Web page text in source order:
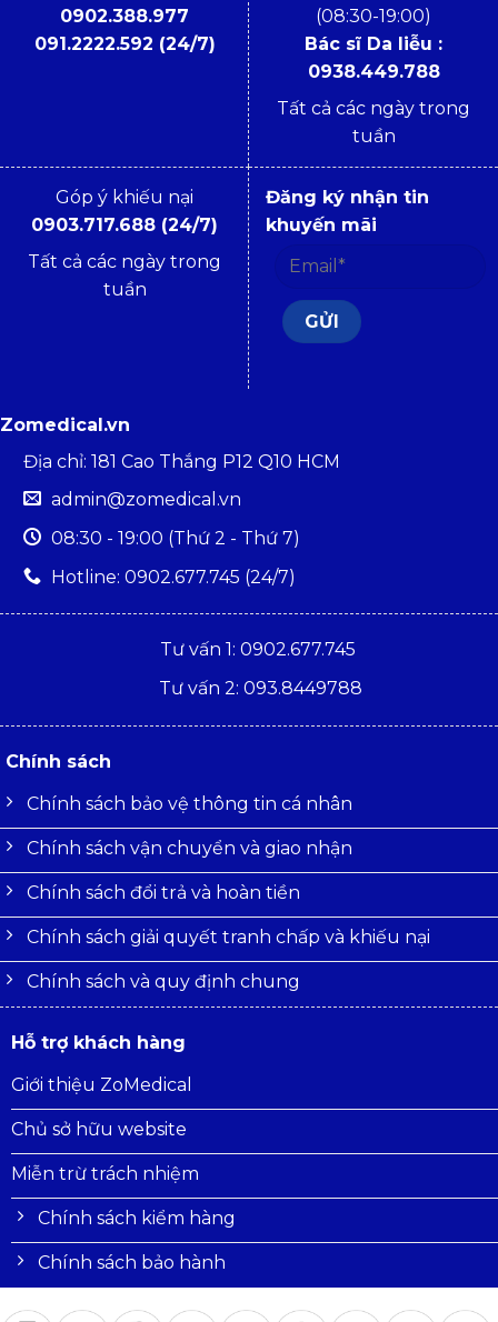
0902.388.977
091.2222.592 (24/7)
(08:30-19:00)
Bác sĩ Da liễu :
0938.449.788
Tất cả các ngày trong
tuần
Góp ý khiếu nại
0903.717.688 (24/7)
Tất cả các ngày trong
tuần
Đăng ký nhận tin
khuyến mãi
Zomedical.vn
Địa chỉ: 181 Cao Thắng P12 Q10 HCM
admin@zomedical.vn
08:30 - 19:00 (Thứ 2 - Thứ 7)
Hotline: 0902.677.745 (24/7)
Tư vấn 1: 0902.677.745
Tư vấn 2: 093.8449788
Chính sách
Chính sách bảo vệ thông tin cá nhân
Chính sách vận chuyển và giao nhận
Chính sách đổi trả và hoàn tiền
Chính sách giải quyết tranh chấp và khiếu nại
Chính sách và quy định chung
Hỗ trợ khách hàng
Giới thiệu ZoMedical
Chủ sở hữu website
Miễn trừ trách nhiệm
Chính sách kiểm hàng
Chính sách bảo hành